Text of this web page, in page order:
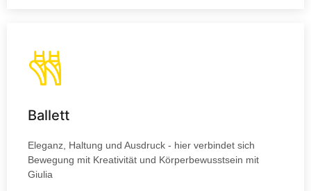
Ballett
Eleganz, Haltung und Ausdruck - hier verbindet sich
Bewegung mit Kreativität und Körperbewusstsein mit
Giulia